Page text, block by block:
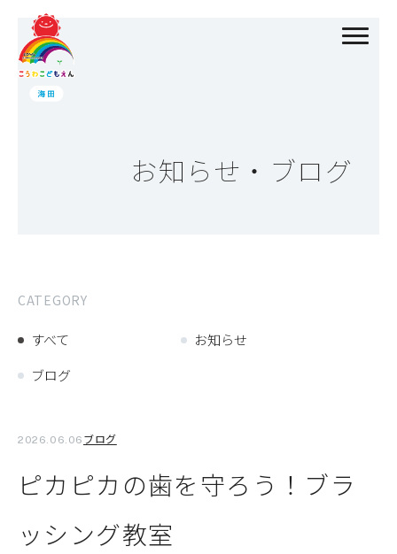
お知らせ・ブログ
CATEGORY
すべて
お知らせ
ブログ
2026.06.06 ブログ
ピカピカの歯を守ろう！ブラ
ッシング教室